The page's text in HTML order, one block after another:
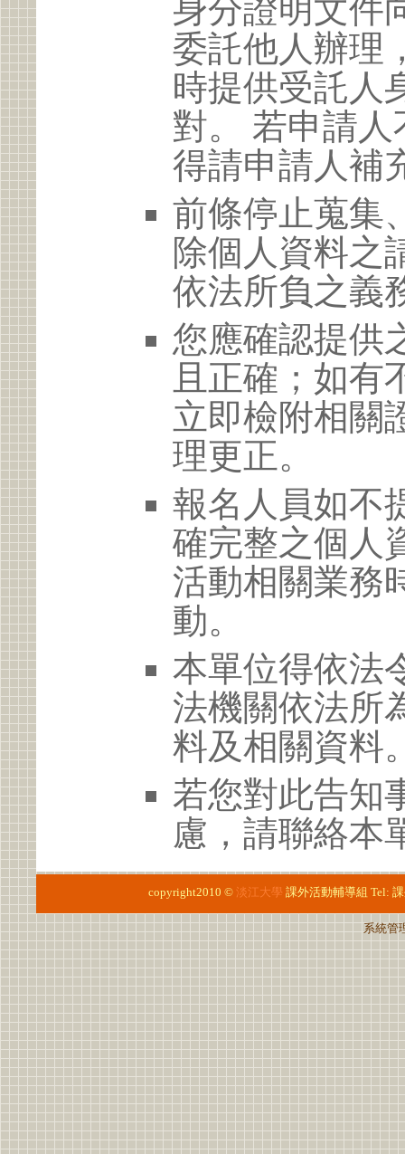
身分證明文件
委託他人辦理
時提供受託人
對。 若申請
得請申請人補
前條停止蒐集
除個人資料之
依法所負之義
您應確認提供
且正確；如有
立即檢附相關
理更正。
報名人員如不
確完整之個人
活動相關業務
動。
本單位得依法
法機關依法所
料及相關資料
若您對此告知
慮，請聯絡本
copyright2010 © 淡江大學 課外活動輔導組 Tel:
系統管